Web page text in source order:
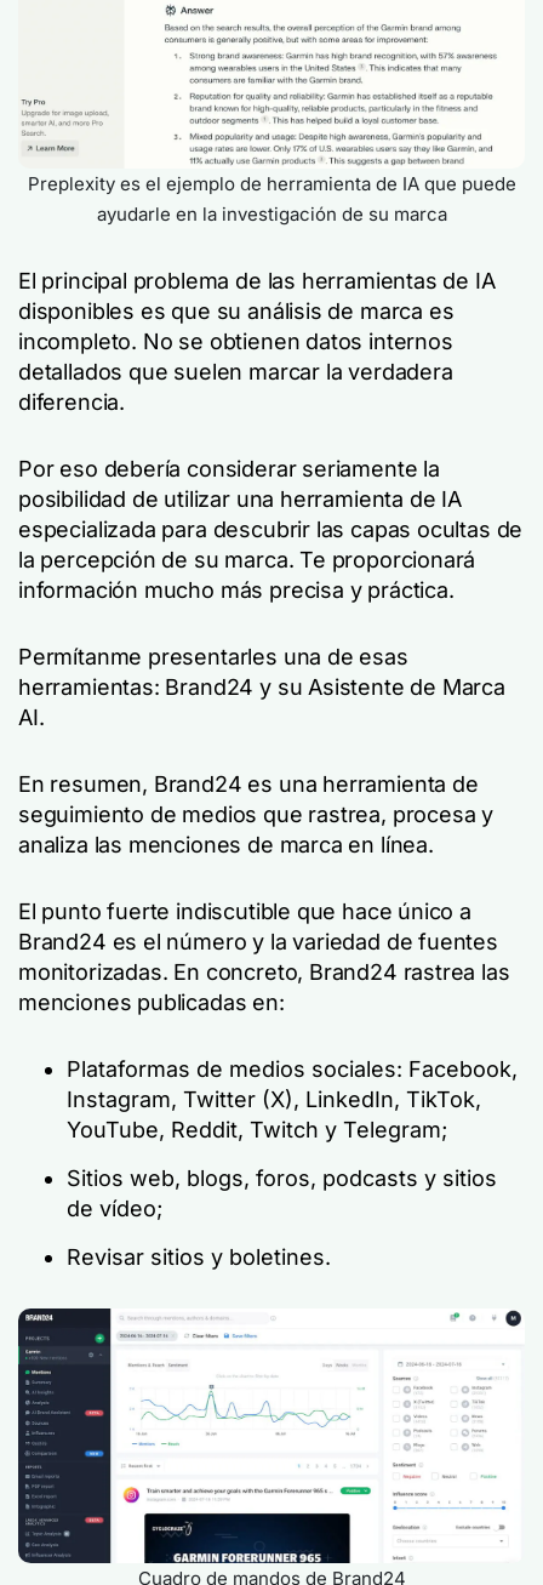
Preplexity es el ejemplo de herramienta de IA que puede
ayudarle en la investigación de su marca
El principal problema de las herramientas de IA
disponibles es que su análisis de marca es
incompleto. No se obtienen datos internos
detallados que suelen marcar la verdadera
diferencia.
Por eso debería considerar seriamente la
posibilidad de utilizar una herramienta de IA
especializada para descubrir las capas ocultas de
la percepción de su marca. Te proporcionará
información mucho más precisa y práctica.
Permítanme presentarles una de esas
herramientas: Brand24 y su Asistente de Marca
AI.
En resumen, Brand24 es una herramienta de
seguimiento de medios que rastrea, procesa y
analiza las menciones de marca en línea.
El punto fuerte indiscutible que hace único a
Brand24 es el número y la variedad de fuentes
monitorizadas. En concreto, Brand24 rastrea las
menciones publicadas en:
Plataformas de medios sociales: Facebook,
Instagram, Twitter (X), LinkedIn, TikTok,
YouTube, Reddit, Twitch y Telegram;
Sitios web, blogs, foros, podcasts y sitios
de vídeo;
Revisar sitios y boletines.
Cuadro de mandos de Brand24